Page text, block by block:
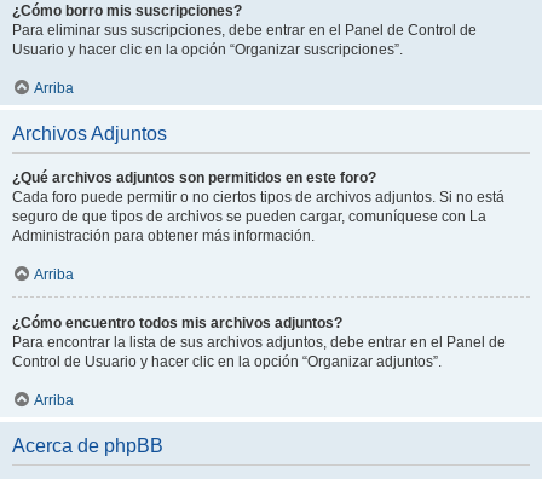
¿Cómo borro mis suscripciones?
Para eliminar sus suscripciones, debe entrar en el Panel de Control de
Usuario y hacer clic en la opción “Organizar suscripciones”.
Arriba
Archivos Adjuntos
¿Qué archivos adjuntos son permitidos en este foro?
Cada foro puede permitir o no ciertos tipos de archivos adjuntos. Si no está
seguro de que tipos de archivos se pueden cargar, comuníquese con La
Administración para obtener más información.
Arriba
¿Cómo encuentro todos mis archivos adjuntos?
Para encontrar la lista de sus archivos adjuntos, debe entrar en el Panel de
Control de Usuario y hacer clic en la opción “Organizar adjuntos”.
Arriba
Acerca de phpBB